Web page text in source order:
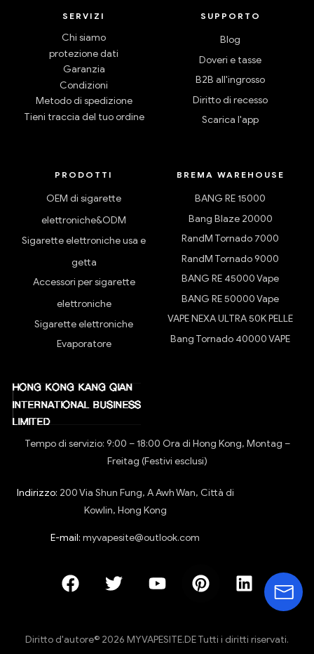
SERVIZI
Chi siamo
protezione dati
Garanzia
Condizioni
Metodo di spedizione
Tieni traccia del tuo ordine
SUPPORTO
Blog
Doveri e tasse
B2B all'ingrosso
Diritto di recesso
Scarica l'app
PRODOTTI
OEM di sigarette
elettroniche&ODM
Sigarette elettroniche usa e
getta
Accessori per sigarette
elettroniche
Sigarette elettroniche
Evaporatore
BREMA WAREHOUSE
BANG RE 15000
Bang Blaze 20000
RandM Tornado 7000
RandM Tornado 9000
BANG RE 45000 Vape
BANG RE 50000 Vape
VAPE NEXA ULTRA 50K PELLE
Bang Tornado 40000 VAPE
Tempo di servizio: 9:00 – 18:00 Ora di Hong Kong, Montag –
Freitag (Festivi esclusi)
Indirizzo: 200 Via Shun Fung, A Awh Wan, Città di
Kowlin, Hong Kong
E-mail: myvapesite@outlook.com
Diritto d'autore© 2026 MYVAPESITE.DE Tutti i diritti riservati.